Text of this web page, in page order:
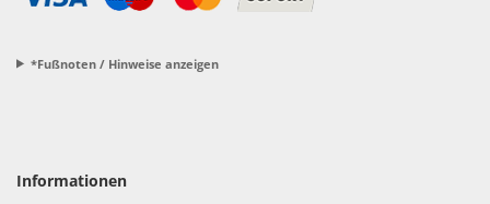
*Fußnoten / Hinweise anzeigen
Informationen